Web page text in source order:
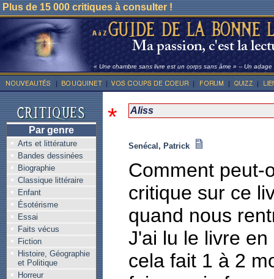
Plus de 15 000 critiques à consulter !
« Une chambre sans livre est un corps sans âme » -- Un adage
Par genre
Arts et littérature
Bandes dessinées
Biographie
Classique littéraire
Enfant
Ésotérisme
Essai
Faits vécus
Fiction
Histoire, Géographie
et Politique
Horreur
* Aliss
Senécal, Patrick
Comment peut-
critique sur ce
quand nous
J'ai lu le livre
cela fait 1 à 2